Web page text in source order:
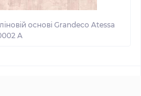
основі Grandeco Atessa
A